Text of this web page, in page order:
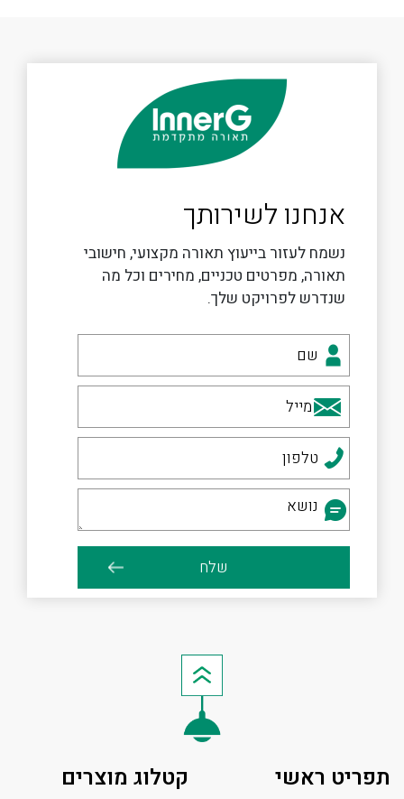
אנחנו לשירותך
נשמח לעזור בייעוץ תאורה מקצועי, חישובי
תאורה, מפרטים טכניים, מחירים וכל מה
שנדרש לפרויקט שלך.
תפריט ראשי קטלוג מוצרים